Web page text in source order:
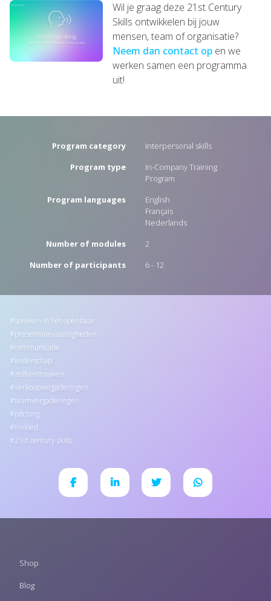
Wil je graag deze 21st Century
Skills ontwikkelen bij jouw
mensen, team of organisatie?
Neem dan contact open we
werken samen een programma
uit!
Program category
Interpersonal skills
Program type
In-Company Training
Program
Program languages
English
Français
Nederlands
Number of modules
2
Number of participants
6 - 12
spreken in het openbaar
presentatievaardigheden
communicatie
leiderschap
zelfvertrouwen
verkoopvergaderingen
teamvergaderingen
pitching
invloed
21st century skills
Footer
Shop
Blog